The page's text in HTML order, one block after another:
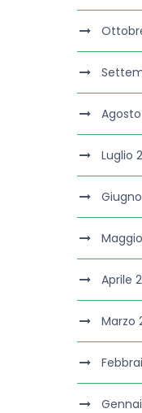
Luglio
Aprile
Marzo